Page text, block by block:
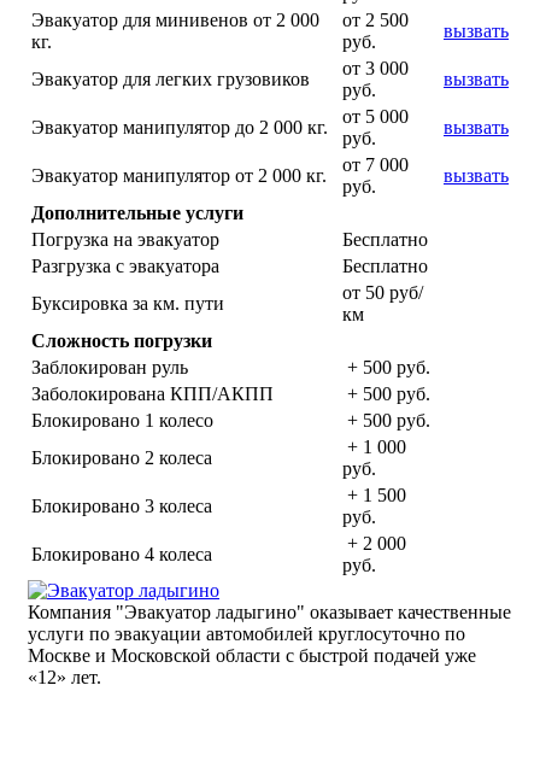
Эвакуатор для минивенов от 2 000
кг.
от 2 500
руб.
вызвать
Эвакуатор для легких грузовиков
от 3 000
руб.
вызвать
Эвакуатор манипулятор до 2 000 кг.
от 5 000
руб.
вызвать
Эвакуатор манипулятор от 2 000 кг.
от 7 000
руб.
вызвать
Дополнительные услуги
Погрузка на эвакуатор
Бесплатно
Разгрузка с эвакуатора
Бесплатно
Буксировка за км. пути
от 50 руб/
км
Сложность погрузки
Заблокирован руль
+ 500 руб.
Заболокирована КПП/АКПП
+ 500 руб.
Блокировано 1 колесо
+ 500 руб.
Блокировано 2 колеса
+ 1 000
руб.
Блокировано 3 колеса
+ 1 500
руб.
Блокировано 4 колеса
+ 2 000
руб.
Компания "Эвакуатор ладыгино" оказывает качественные
услуги по эвакуации автомобилей круглосуточно по
Москве и Московской области с быстрой подачей уже
«12» лет.